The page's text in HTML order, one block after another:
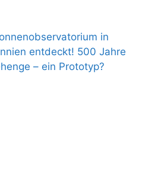
in
entdeckt! 500 Jahre
– ein Prototyp?